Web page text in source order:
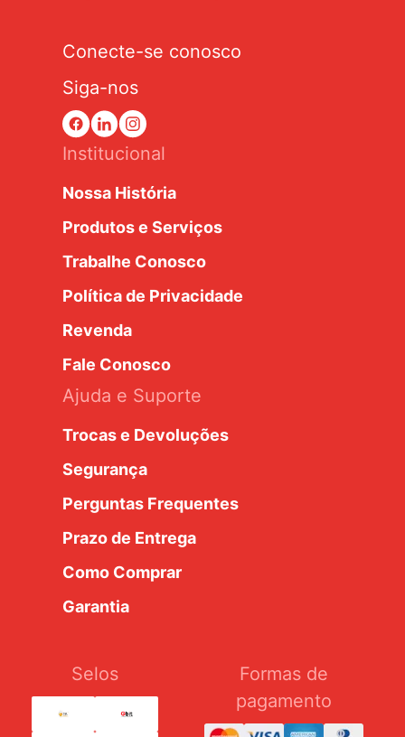
Conecte-se conosco
Siga-nos
Institucional
Nossa História
Produtos e Serviços
Trabalhe Conosco
Política de Privacidade
Revenda
Fale Conosco
Ajuda e Suporte
Trocas e Devoluções
Segurança
Perguntas Frequentes
Prazo de Entrega
Como Comprar
Garantia
Selos
Formas de
pagamento